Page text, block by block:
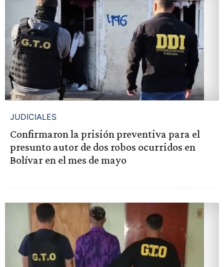
JUDICIALES
Confirmaron la prisión preventiva para el
presunto autor de dos robos ocurridos en
Bolívar en el mes de mayo